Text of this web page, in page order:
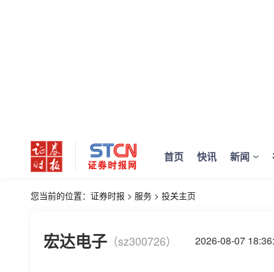
首页 快讯 新闻
您当前的位置： 证券时报 > 服务 > 投关主页
宏达电子 （sz300726） 2026-08-07